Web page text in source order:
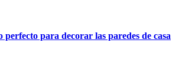
para decorar las paredes de casa